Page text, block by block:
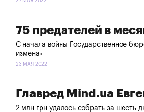
75 предателей в
С начала войны Государственное
измена»
23 МАЯ 2022
Главред Mind.ua
2 млн грн удалось собрать за шесть